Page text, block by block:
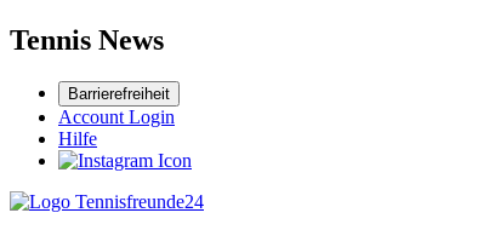
Tennis News
Barrierefreiheit
Account Login
Hilfe